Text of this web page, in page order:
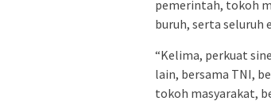
pemerintah, tokoh
buruh, serta seluruh
“Kelima, perkuat
lain, bersama TNI,
tokoh masyarakat,